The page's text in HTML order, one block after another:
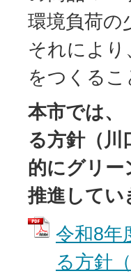
環境負荷の
それにより
をつくる
本市では、
る方針（川
的にグリー
推進してい
令和8年
る方針